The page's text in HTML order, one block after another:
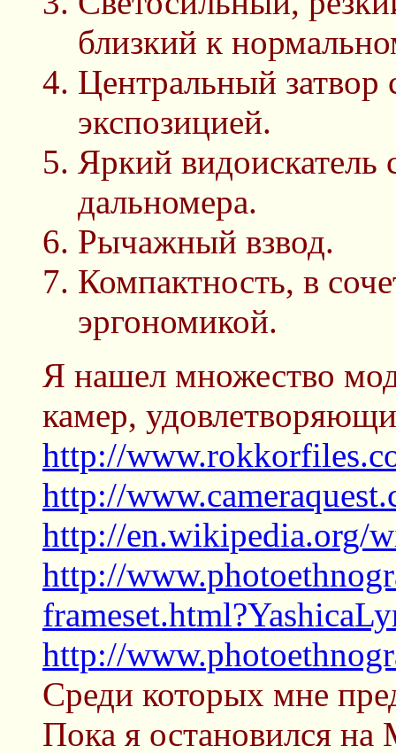
близкий к
Центральный затвор
экспозицией.
Яркий видоискатель
дальномера.
Рычажный взвод.
Компактность, в
эргономикой.
Я нашел множество
камер,
http://
http://
http://en.wikipedia.org/
http://
http://
Среди которых мне
Пока я остановился